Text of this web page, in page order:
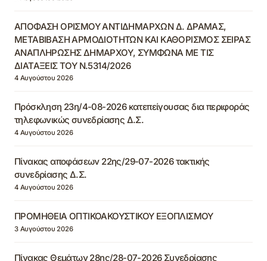
ΑΠΟΦΑΣΗ ΟΡΙΣΜΟΥ ΑΝΤΙΔΗΜΑΡΧΩΝ Δ. ΔΡΑΜΑΣ,
ΜΕΤΑΒΙΒΑΣΗ ΑΡΜΟΔΙΟΤΗΤΩΝ ΚΑΙ ΚΑΘΟΡΙΣΜΟΣ ΣΕΙΡΑΣ
ΑΝΑΠΛΗΡΩΣΗΣ ΔΗΜΑΡΧΟΥ, ΣΥΜΦΩΝΑ ΜΕ ΤΙΣ
ΔΙΑΤΑΞΕΙΣ ΤΟΥ Ν.5314/2026
4 Αυγούστου 2026
Πρόσκληση 23η/4-08-2026 κατεπείγουσας δια περιφοράς
τηλεφωνικώς συνεδρίασης Δ.Σ.
4 Αυγούστου 2026
Πίνακας αποφάσεων 22ης/29-07-2026 τακτικής
συνεδρίασης Δ.Σ.
4 Αυγούστου 2026
ΠΡΟΜΗΘΕΙΑ ΟΠΤΙΚΟΑΚΟΥΣΤΙΚΟΥ ΕΞΟΠΛΙΣΜΟΥ
3 Αυγούστου 2026
Πίνακας Θεμάτων 28ης/28-07-2026 Συνεδρίασης